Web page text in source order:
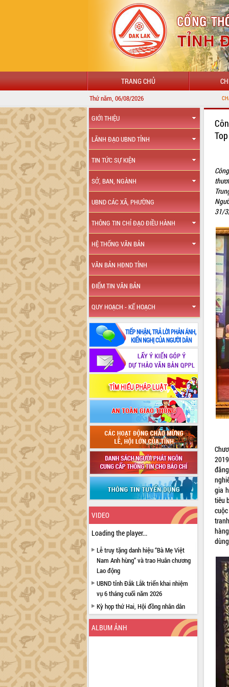
TRANG CHỦ
Thứ năm, 06/08/2026 CHÀO MỪNG ĐẾN
GIỚI THIỆU
LÃNH ĐẠO UBND TỈNH
TIN TỨC SỰ KIỆN
SỞ, BAN, NGÀNH
UBND CÁC XÃ, PHƯỜNG
THÔNG TIN CHỈ ĐẠO ĐIỀU HÀNH
HỆ THỐNG VĂN BẢN
VĂN BẢN HĐND TỈNH
ĐIỂM TIN VĂN BẢN
QUY HOẠCH - KẾ HOẠCH
VIDEO
Loading the player...
Lễ truy tặng danh hiệu “Bà Mẹ Việt
Nam Anh hùng” và trao Huân chương
Lao động
UBND tỉnh Đắk Lắk triển khai nhiệm
vụ 6 tháng cuối năm 2026
Kỳ họp thứ Hai, Hội đồng nhân dân
tỉnh khóa XI quyết nghị nhiều nội dung
quan trọng
Bí thư Tỉnh ủy Lương Nguyễn Minh
ALBUM ẢNH
31/
gia
tiêu